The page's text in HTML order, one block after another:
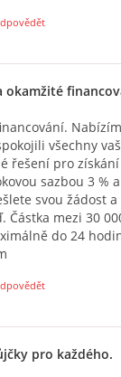
okamžité
všechny
řešení pro
sazbou 3 %
svou žádost
Částka mezi 30
do 24
pro každého.